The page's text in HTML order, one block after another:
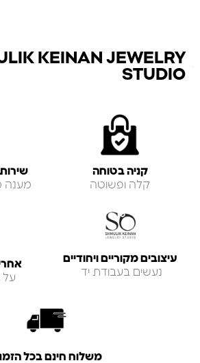
KEINAN JEWELRY
STUDIO
קניה בטוחה
קלה ופשוטה
מענה
עיצובים מקוריים ויחודיים
נעשים בעבודת יד
אחריות
על
משלוח חינם בכל